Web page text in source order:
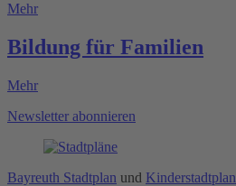
Mehr
Bildung für Familien
Mehr
Newsletter abonnieren
Bayreuth Stadtplan und Kinderstadtplan